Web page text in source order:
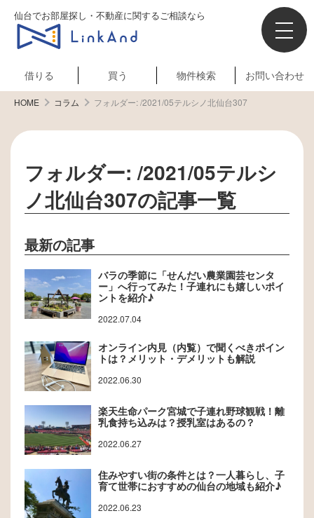
仙台でお部屋探し・不動産に関するご相談なら
借りる 買う 物件検索 お問い合わせ
HOME コラム フォルダー:/2021/05テルシノ北仙台307
フォルダー:/2021/05テルシ
ノ北仙台307の記事一覧
最新の記事
バラの季節に「せんだい農業園芸センタ
ー」へ行ってみた！子連れにも嬉しいポイ
ントを紹介♪
2022.07.04
オンライン内見（内覧）で聞くべきポイン
トは？メリット・デメリットも解説
2022.06.30
楽天生命パーク宮城で子連れ野球観戦！離
乳食持ち込みは？授乳室はあるの？
2022.06.27
住みやすい街の条件とは？一人暮らし、子
育て世帯におすすめの仙台の地域も紹介♪
2022.06.23